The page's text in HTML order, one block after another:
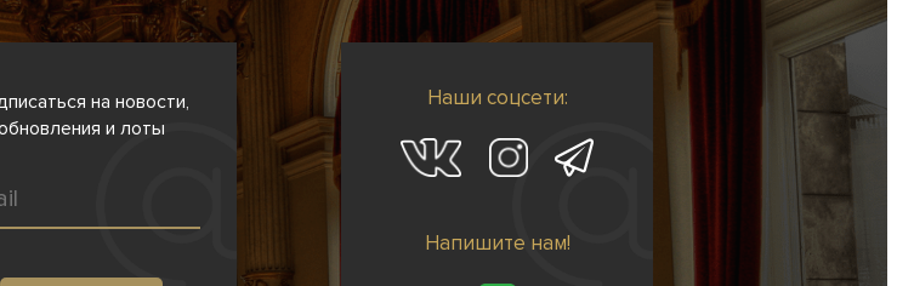
на новости,
и лоты
Наши соцсети:
Напишите нам!